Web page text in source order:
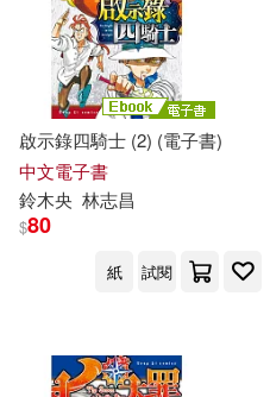
啟示錄四騎士 (2) (電子書)
中文電子書
鈴木央 林志昌
$80
紙 試閱